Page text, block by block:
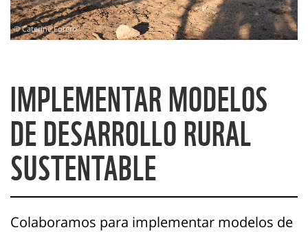
© Caterine Forero
IMPLEMENTAR MODELOS
DE DESARROLLO RURAL
SUSTENTABLE
Colaboramos para implementar modelos de